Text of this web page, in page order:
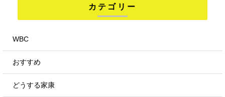
カテゴリー
WBC
おすすめ
どうする家康